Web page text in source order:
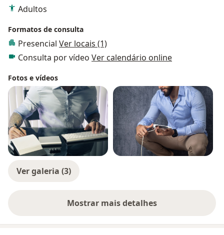
Adultos
Formatos de consulta
Presencial Ver locais (1)
Consulta por vídeo Ver calendário online
Fotos e vídeos
Ver galeria (3)
Mostrar mais detalhes
sobre a experiência